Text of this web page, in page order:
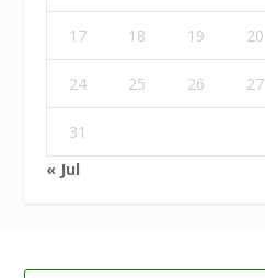
17 18 19 20
24 25 26 27
31
« Jul